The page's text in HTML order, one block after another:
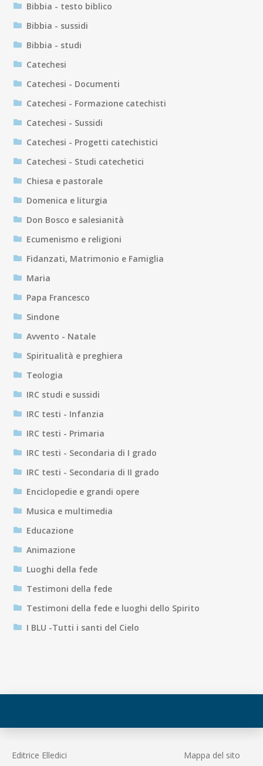
Bibbia - testo biblico
Bibbia - sussidi
Bibbia - studi
Catechesi
Catechesi - Documenti
Catechesi - Formazione catechisti
Catechesi - Sussidi
Catechesi - Progetti catechistici
Catechesi - Studi catechetici
Chiesa e pastorale
Domenica e liturgia
Don Bosco e salesianità
Ecumenismo e religioni
Fidanzati, Matrimonio e Famiglia
Maria
Papa Francesco
Sindone
Avvento - Natale
Spiritualità e preghiera
Teologia
IRC studi e sussidi
IRC testi - Infanzia
IRC testi - Primaria
IRC testi - Secondaria di I grado
IRC testi - Secondaria di II grado
Enciclopedie e grandi opere
Musica e multimedia
Educazione
Animazione
Luoghi della fede
Testimoni della fede
Testimoni della fede e luoghi dello Spirito
I BLU -Tutti i santi del Cielo
Editrice Elledici Mappa del sito